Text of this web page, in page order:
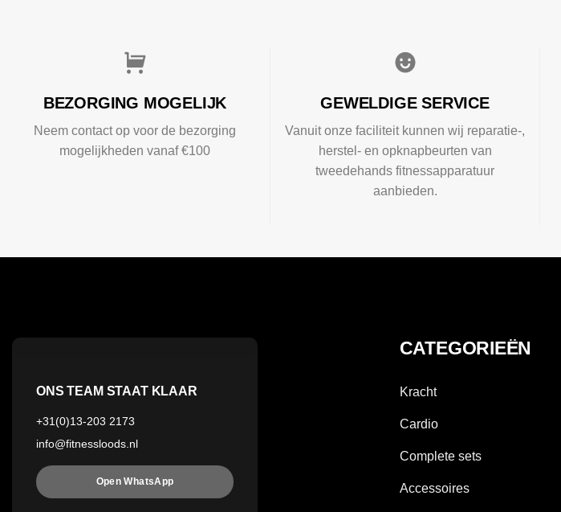
BEZORGING MOGELIJK
Neem contact op voor de bezorging
mogelijkheden vanaf €100
GEWELDIGE SERVICE
Vanuit onze faciliteit kunnen wij reparatie-,
herstel- en opknapbeurten van
tweedehands fitnessapparatuur
aanbieden.
ONS TEAM STAAT KLAAR
+31(0)13-203 2173
info@fitnessloods.nl
Open WhatsApp
CATEGORIEËN
Kracht
Cardio
Complete sets
Accessoires